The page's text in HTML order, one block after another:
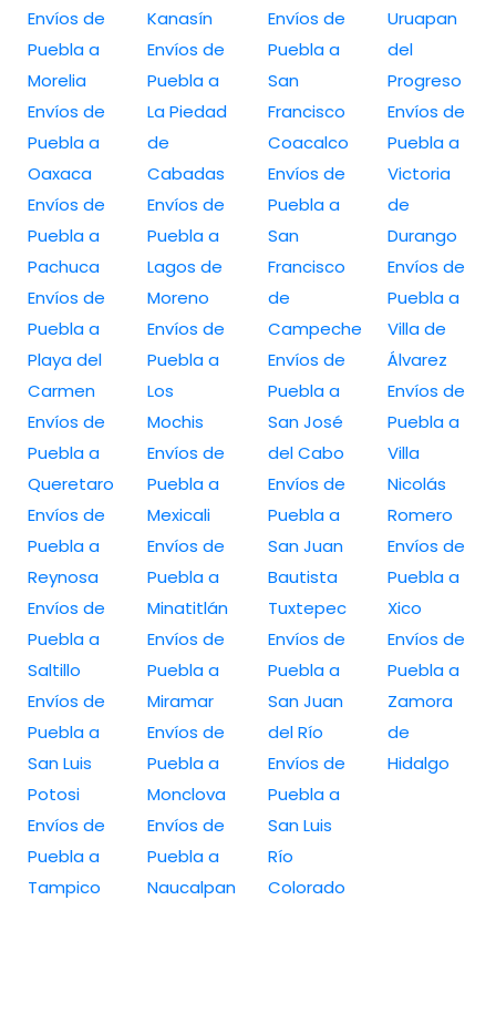
Envíos de
Puebla a
Morelia
Envíos de
Puebla a
Oaxaca
Envíos de
Puebla a
Pachuca
Envíos de
Puebla a
Playa del
Carmen
Envíos de
Puebla a
Queretaro
Envíos de
Puebla a
Reynosa
Envíos de
Puebla a
Saltillo
Envíos de
Puebla a
San Luis
Potosi
Envíos de
Puebla a
Tampico
Kanasín
Envíos de
Puebla a
La Piedad
de
Cabadas
Envíos de
Puebla a
Lagos de
Moreno
Envíos de
Puebla a
Los
Mochis
Envíos de
Puebla a
Mexicali
Envíos de
Puebla a
Minatitlán
Envíos de
Puebla a
Miramar
Envíos de
Puebla a
Monclova
Envíos de
Puebla a
Naucalpan
Envíos de
Puebla a
San
Francisco
Coacalco
Envíos de
Puebla a
San
Francisco
de
Campeche
Envíos de
Puebla a
San José
del Cabo
Envíos de
Puebla a
San Juan
Bautista
Tuxtepec
Envíos de
Puebla a
San Juan
del Río
Envíos de
Puebla a
San Luis
Río
Colorado
Uruapan
del
Progreso
Envíos de
Puebla a
Victoria
de
Durango
Envíos de
Puebla a
Villa de
Álvarez
Envíos de
Puebla a
Villa
Nicolás
Romero
Envíos de
Puebla a
Xico
Envíos de
Puebla a
Zamora
de
Hidalgo